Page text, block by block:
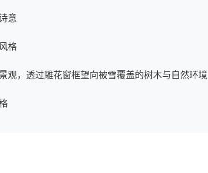
意
格
观，透过雕花窗框望向被雪覆盖的树木与自然环境